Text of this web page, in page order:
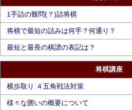
1手詰の難問(？)詰将棋
将棋で最短の詰みは何手？何通り？
最短と最長の棋譜の表記は？
将棋講座
横歩取り ４五角戦法対策
様々な囲いの概要について